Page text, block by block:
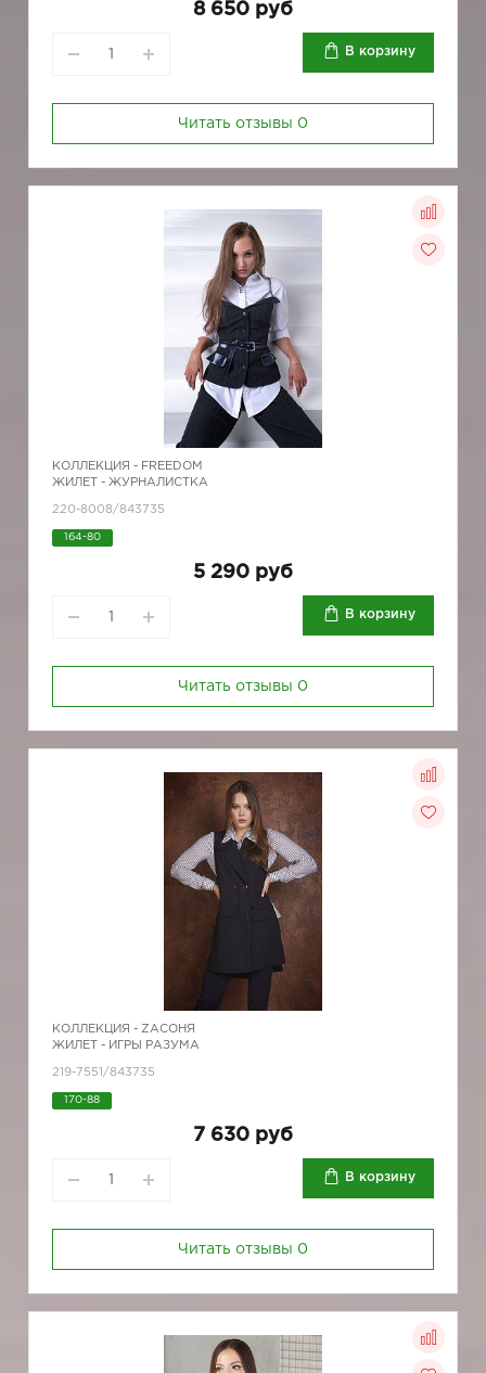
8 650 руб
В корзину
Читать отзывы 0
КОЛЛЕКЦИЯ - FREEDOM
ЖИЛЕТ - ЖУРНАЛИСТКА
220-8008/843735
164-80
5 290 руб
В корзину
Читать отзывы 0
КОЛЛЕКЦИЯ - ZAСОНЯ
ЖИЛЕТ - ИГРЫ РАЗУМА
219-7551/843735
170-88
7 630 руб
В корзину
Читать отзывы 0